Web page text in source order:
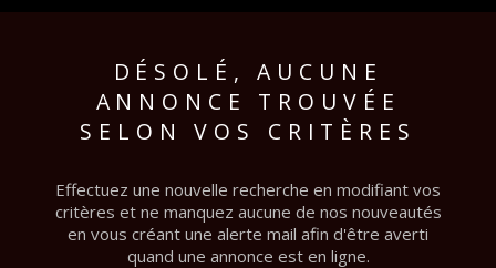
DÉSOLÉ, AUCUNE
ANNONCE TROUVÉE
SELON VOS CRITÈRES
Effectuez une nouvelle recherche en modifiant vos
critères et ne manquez aucune de nos nouveautés
en vous créant une alerte mail afin d'être averti
quand une annonce est en ligne.